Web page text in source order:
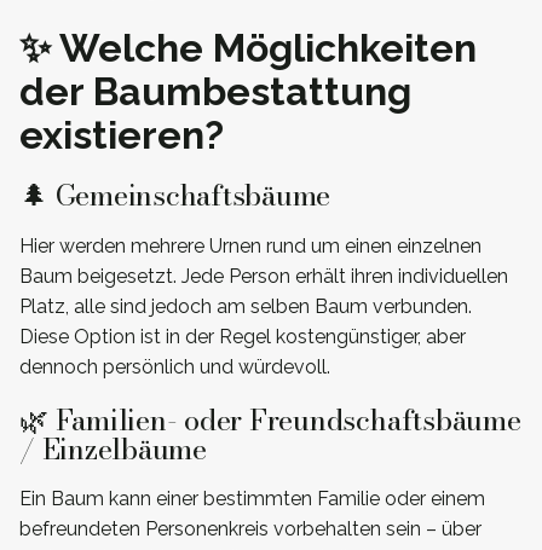
✨ Welche Möglichkeiten
der Baumbestattung
existieren?
🌲 Gemeinschaftsbäume
Hier werden mehrere Urnen rund um einen einzelnen
Baum beigesetzt. Jede Person erhält ihren individuellen
Platz, alle sind jedoch am selben Baum verbunden.
Diese Option ist in der Regel kostengünstiger, aber
dennoch persönlich und würdevoll.
🌿 Familien- oder Freundschaftsbäume
/ Einzelbäume
Ein Baum kann einer bestimmten Familie oder einem
befreundeten Personenkreis vorbehalten sein – über